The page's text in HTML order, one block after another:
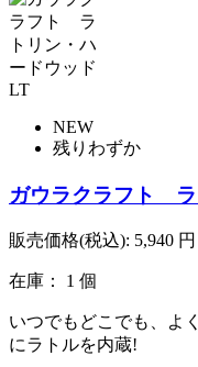
NEW
残りわずか
ガウラクラフト
販売価格(税込): 5,940 円
在庫： 1 個
いつでもどこでも、よ
にラトルを内蔵!